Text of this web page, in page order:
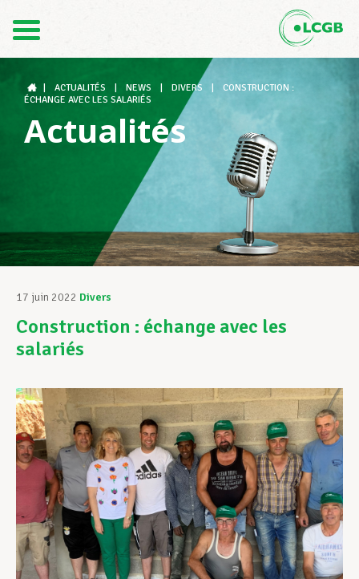
DE
Le LCGB
Structures syndicales
Assistance au Travail
Vos droits
Assistance en vie privée
Développement professionnel
Devenir Membre
ACTUALITÉS NEWS DIVERS
CONSTRUCTION :
ÉCHANGE AVEC LES SALARIÉS
Actualités
17 juin 2022 Divers
Construction : échange avec les
salariés